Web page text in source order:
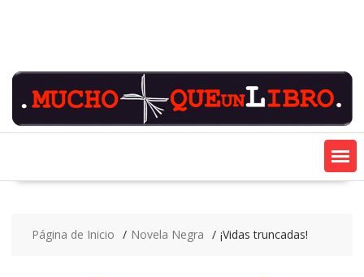
Página de Inicio Novela Negra ¡Vidas truncadas!